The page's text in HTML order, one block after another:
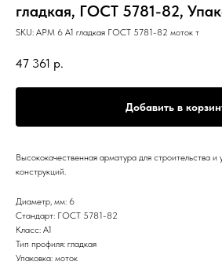
гладкая, ГОСТ 5781-82,
SKU: АРМ 6 А1 гладкая ГОСТ 5781-82 моток т
47 361 р.
Добавить в
Высококачественная арматура для строительства и
конструкций.
Диаметр, мм: 6
Стандарт: ГОСТ 5781-82
Класс: А1
Тип профиля: гладкая
Упаковка: моток